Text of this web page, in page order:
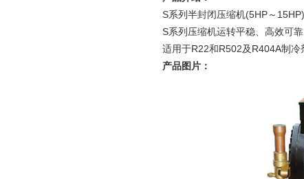
S系列半封闭压缩机(5HP～15HP)
S系列压缩机运转平稳、高效可靠
适用于R22和R502及R404A制冷
产品图片：